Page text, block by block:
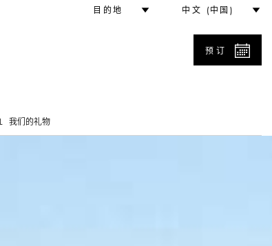
目的地 中文 (中国)
预订
我们的礼物